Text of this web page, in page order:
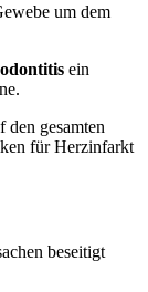
um dem
ein
gesamten
für Herzinfarkt
beseitigt